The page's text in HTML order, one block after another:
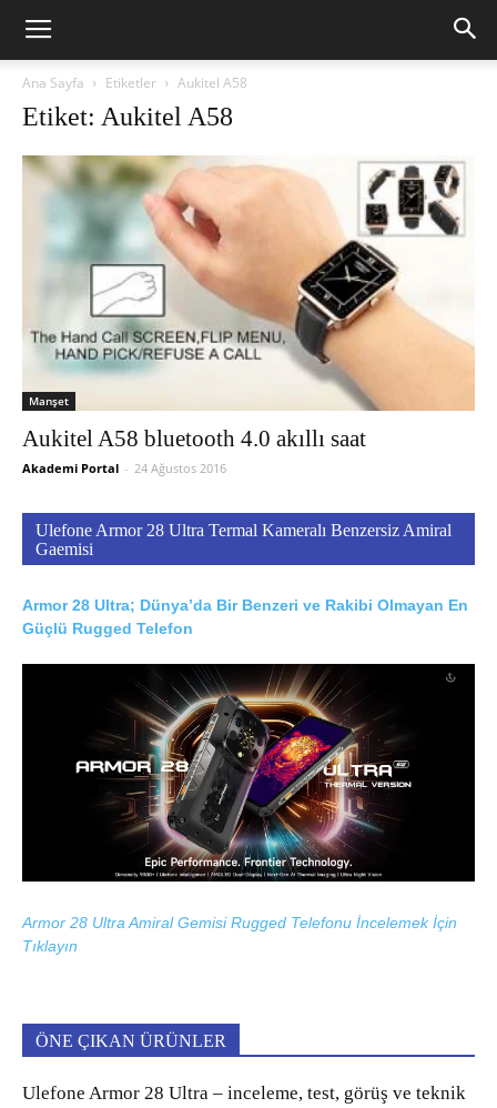
Ana Sayfa Etiketler Aukitel A58
Etiket: Aukitel A58
Manşet
Aukitel A58 bluetooth 4.0 akıllı saat
Akademi Portal - 24 Ağustos 2016
Ulefone Armor 28 Ultra Termal Kameralı Benzersiz Amiral
Gaemisi
Armor 28 Ultra; Dünya’da Bir Benzeri ve Rakibi Olmayan En
Güçlü Rugged Telefon
Armor 28 Ultra Amiral Gemisi Rugged Telefonu İncelemek İçin
Tıklayın
ÖNE ÇIKAN ÜRÜNLER
Ulefone Armor 28 Ultra – inceleme, test, görüş ve teknik